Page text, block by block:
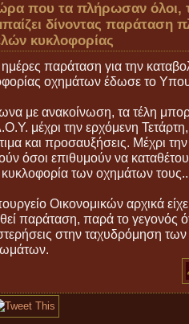
που τα πλήρωσαν όλοι,
δίνοντας παράταση
κυκλοφορίας
ημέρες παράταση για την
οχημάτων έδωσε το
με ανακοίνωση, τα τέλη
μέχρι την ερχόμενη
και προσαυξήσεις. Μέχρι
όσοι επιθυμούν να
κυκλοφορία των οχημάτων
Οικονομικών αρχικά
παράταση, παρά το γεγονός
στην ταχυδρόμηση των